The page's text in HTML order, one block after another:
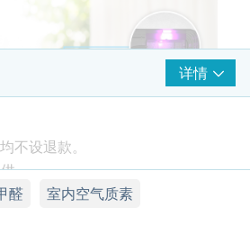
详情
不设退款。
。
及 健康网购health.ESDlife保
醛 室内空气质素